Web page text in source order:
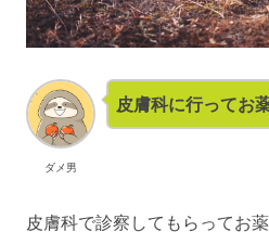
ダメ男
皮膚科に行ってお
皮膚科で診察してもらってお